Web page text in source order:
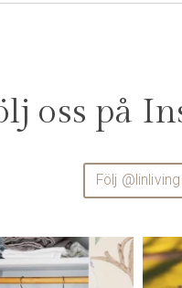
oss på
Följ @linliving
23